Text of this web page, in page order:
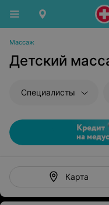
Массаж
Детский
Специалисты
Карта